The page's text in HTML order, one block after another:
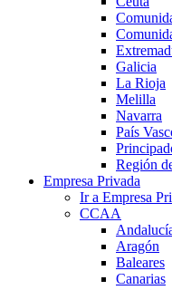
Galicia
La Rioja
Melilla
Navarra
País
Región
Empresa Privada
Ir a Empresa
CCAA
Aragón
Baleares
Canarias